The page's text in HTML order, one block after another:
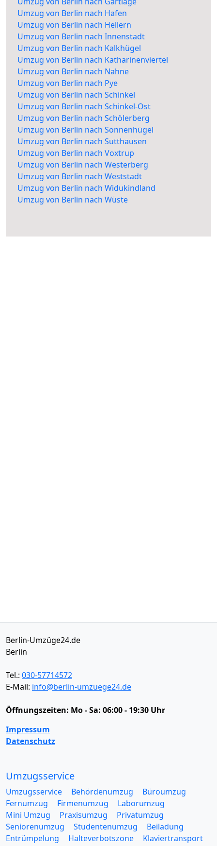
Umzug von Berlin nach Hafen
Umzug von Berlin nach Hellern
Umzug von Berlin nach Innenstadt
Umzug von Berlin nach Kalkhügel
Umzug von Berlin nach Katharinenviertel
Umzug von Berlin nach Nahne
Umzug von Berlin nach Pye
Umzug von Berlin nach Schinkel
Umzug von Berlin nach Schinkel-Ost
Umzug von Berlin nach Schölerberg
Umzug von Berlin nach Sonnenhügel
Umzug von Berlin nach Sutthausen
Umzug von Berlin nach Voxtrup
Umzug von Berlin nach Westerberg
Umzug von Berlin nach Weststadt
Umzug von Berlin nach Widukindland
Umzug von Berlin nach Wüste
Berlin-Umzüge24.de
Berlin
Tel.: 030-57714572
E-Mail: info@berlin-umzuege24.de
Öffnungszeiten: Mo - Sa: 06:00 - 19:30 Uhr
Impressum
Datenschutz
Umzugsservice
Umzugsservice Behördenumzug
Büroumzug
Fernumzug
Firmenumzug
Laborumzug
Mini Umzug
Praxisumzug
Privatumzug
Seniorenumzug
Studentenumzug
Beiladung
Entrümpelung
Halteverbotszone
Klaviertransport